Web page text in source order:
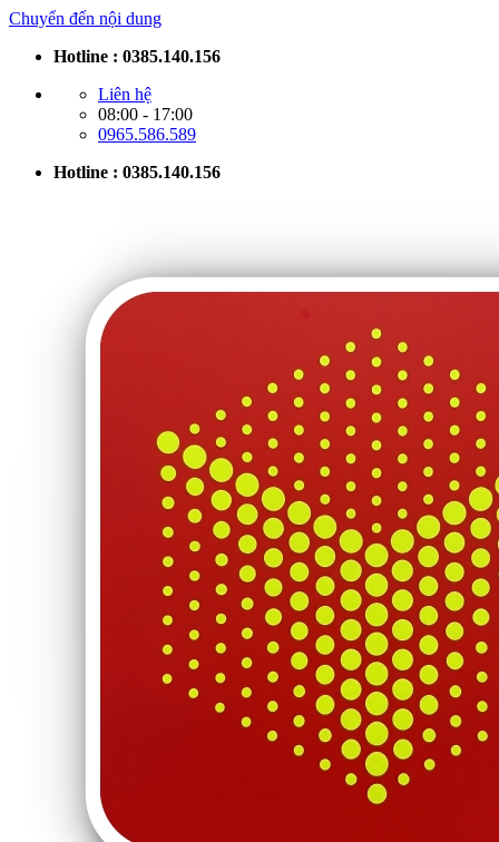
Chuyển đến nội dung
Hotline : 0385.140.156
Liên hệ
08:00 - 17:00
0965.586.589
Hotline : 0385.140.156